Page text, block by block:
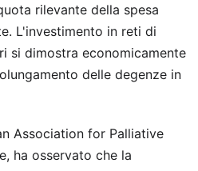
rilevante della spesa
L'investimento in reti di
si dimostra economicamente
delle degenze in
Association for Palliative
ha osservato che la